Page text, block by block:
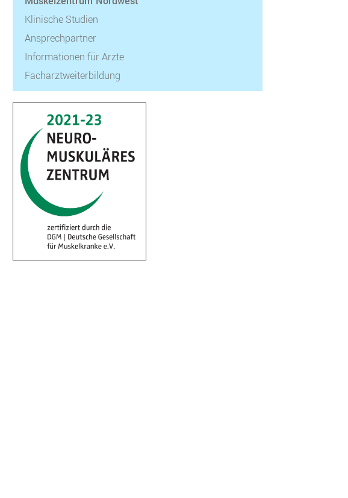
Klinische Studien
Ansprechpartner
Informationen für Ärzte
Facharztweiterbildung